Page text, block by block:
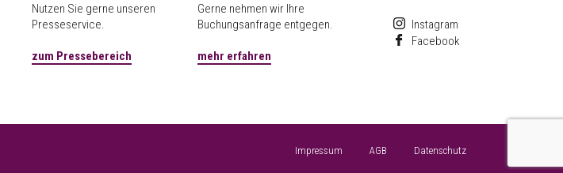
Nutzen Sie gerne unseren
Presseservice.
zum Pressebereich
Gerne nehmen wir Ihre
Buchungsanfrage entgegen.
mehr erfahren
Instagram
Facebook
Impressum AGB Datenschutz